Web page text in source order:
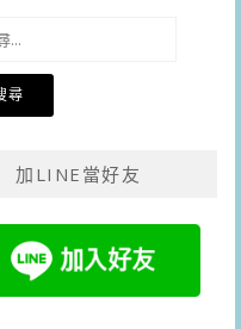
加LINE當好友